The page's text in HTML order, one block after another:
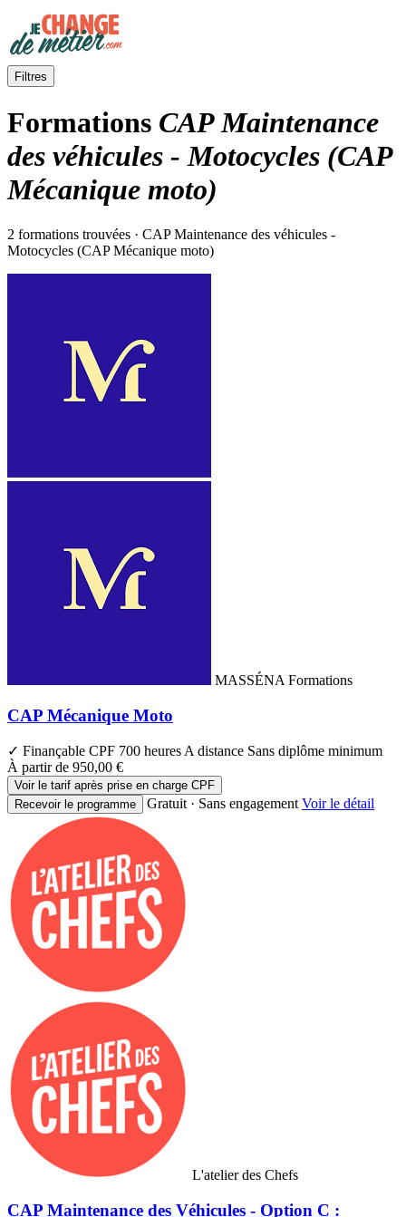
Filtres
Formations CAP Maintenance
des véhicules - Motocycles (CAP
Mécanique moto)
2 formations trouvées · CAP Maintenance des véhicules -
Motocycles (CAP Mécanique moto)
MASSÉNA Formations
CAP Mécanique Moto
✓ Finançable CPF 700 heures A distance Sans diplôme minimum
À partir de 950,00 €
Voir le tarif après prise en charge CPF
Recevoir le programme
Gratuit · Sans engagement Voir le détail
L'atelier des Chefs
CAP Maintenance des Véhicules - Option C :